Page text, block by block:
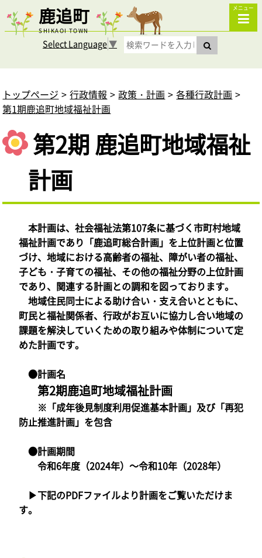
鹿追町
SHIKAOI TOWN
メニュー
Select Language▼
トップページ 行政情報 政策・計画
各種行政計画
第1期鹿追町地域福祉計画
第2期 鹿追町地域福祉
計画
本計画は、社会福祉法第107条に基づく市町村地域
福祉計画であり「鹿追町総合計画」を上位計画と位置
づけ、地域における高齢者の福祉、障がい者の福祉、
子ども・子育ての福祉、その他の福祉分野の上位計画
であり、関連する計画との調和を図っております。
地域住民同士による助け合い・支え合いとともに、
町民と福祉関係者、行政がお互いに協力し合い地域の
課題を解決していくための取り組みや体制について定
めた計画です。
●計画名
第2期鹿追町地域福祉計画
※「成年後見制度利用促進基本計画」及び「再犯
防止推進計画」を包含
●計画期間
令和6年度（2024年）～令和10年（2028年）
▶下記のPDFファイルより計画をご覧いただけま
す。